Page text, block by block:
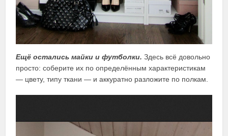
Ещё остались майки и футболки. Здесь всё довольно
просто: соберите их по определённым характеристикам
— цвету, типу ткани — и аккуратно разложите по полкам.